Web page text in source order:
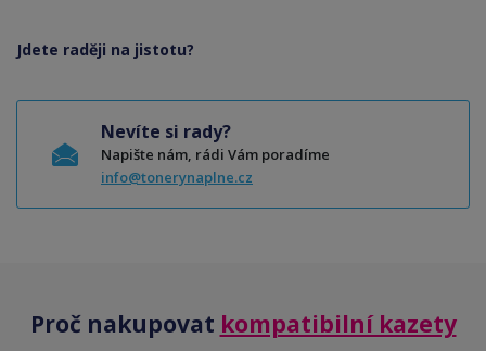
Jdete raději na jistotu?
Nevíte si rady?
Napište nám, rádi Vám poradíme
info@tonerynaplne.cz
Proč nakupovat kompatibilní kazety